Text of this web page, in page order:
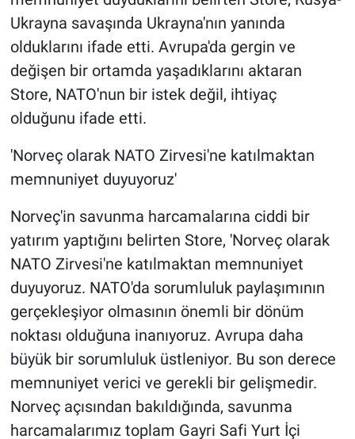
Ukrayna savaşında Ukrayna'nın yanında
olduklarını ifade etti. Avrupa'da gergin ve
değişen bir ortamda yaşadıklarını aktaran
Store, NATO'nun bir istek değil, ihtiyaç
olduğunu ifade etti.
'Norveç olarak NATO Zirvesi'ne katılmaktan
memnuniyet duyuyoruz'
Norveç'in savunma harcamalarına ciddi bir
yatırım yaptığını belirten Store, 'Norveç olarak
NATO Zirvesi'ne katılmaktan memnuniyet
duyuyoruz. NATO'da sorumluluk paylaşımının
gerçekleşiyor olmasının önemli bir dönüm
noktası olduğuna inanıyoruz. Avrupa daha
büyük bir sorumluluk üstleniyor. Bu son derece
memnuniyet verici ve gerekli bir gelişmedir.
Norveç açısından bakıldığında, savunma
harcamalarımız toplam Gayri Safi Yurt İçi